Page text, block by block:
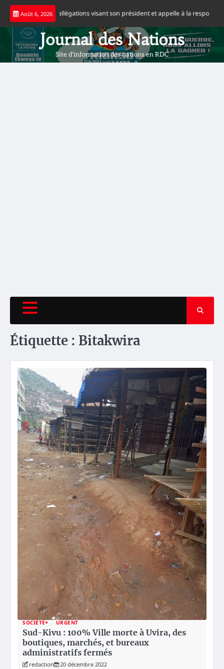
Skip
content
Août 6, 2026
dément les allégations visant son président et appelle à la responsabilité
Journal des Nations
Site d'information des nations en RDC
Étiquette : Bitakwira
SOCIÉTÉ URGENT
Sud-Kivu : 100% Ville morte à Uvira, des
boutiques, marchés, et bureaux
administratifs fermés
redaction 20 décembre 2022